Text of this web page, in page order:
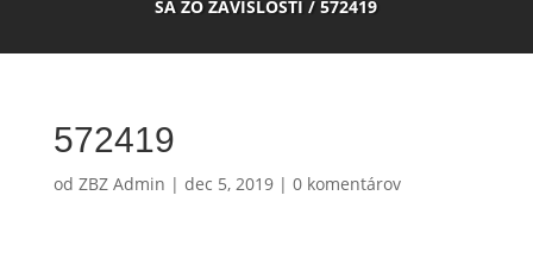
SA ZO ZÁVISLOSTI /572419
572419
od ZBZ Admin | dec 5, 2019| 0 komentárov